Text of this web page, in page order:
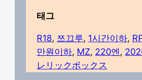
태그
R18, 쯔끄루, 1시간이하,
만원이하, MZ, 220엔,
レリックボックス